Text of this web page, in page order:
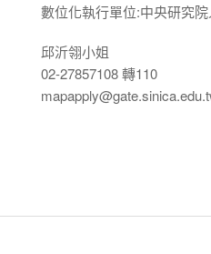
數位化執行單位:中央研究
邱沂翎小姐
02-27857108 轉110